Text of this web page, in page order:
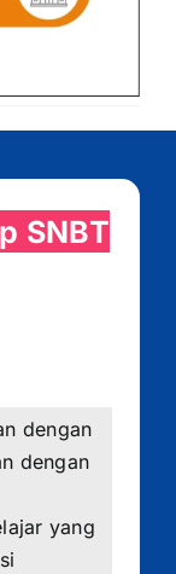
SNBT
dengan
dengan
yang